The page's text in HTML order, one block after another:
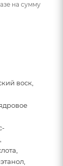
на сумму
воск,